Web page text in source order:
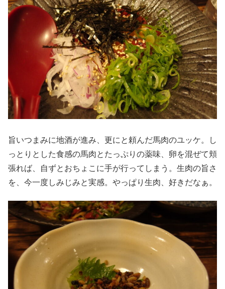
旨いつまみに地酒が進み、更にと頼んだ馬肉のユッケ。し
っとりとした食感の馬肉とたっぷりの薬味、卵を混ぜて頬
張れば、自ずとおちょこに手が行ってしまう。生肉の旨さ
を、今一度しみじみと実感。やっぱり生肉、好きだなぁ。